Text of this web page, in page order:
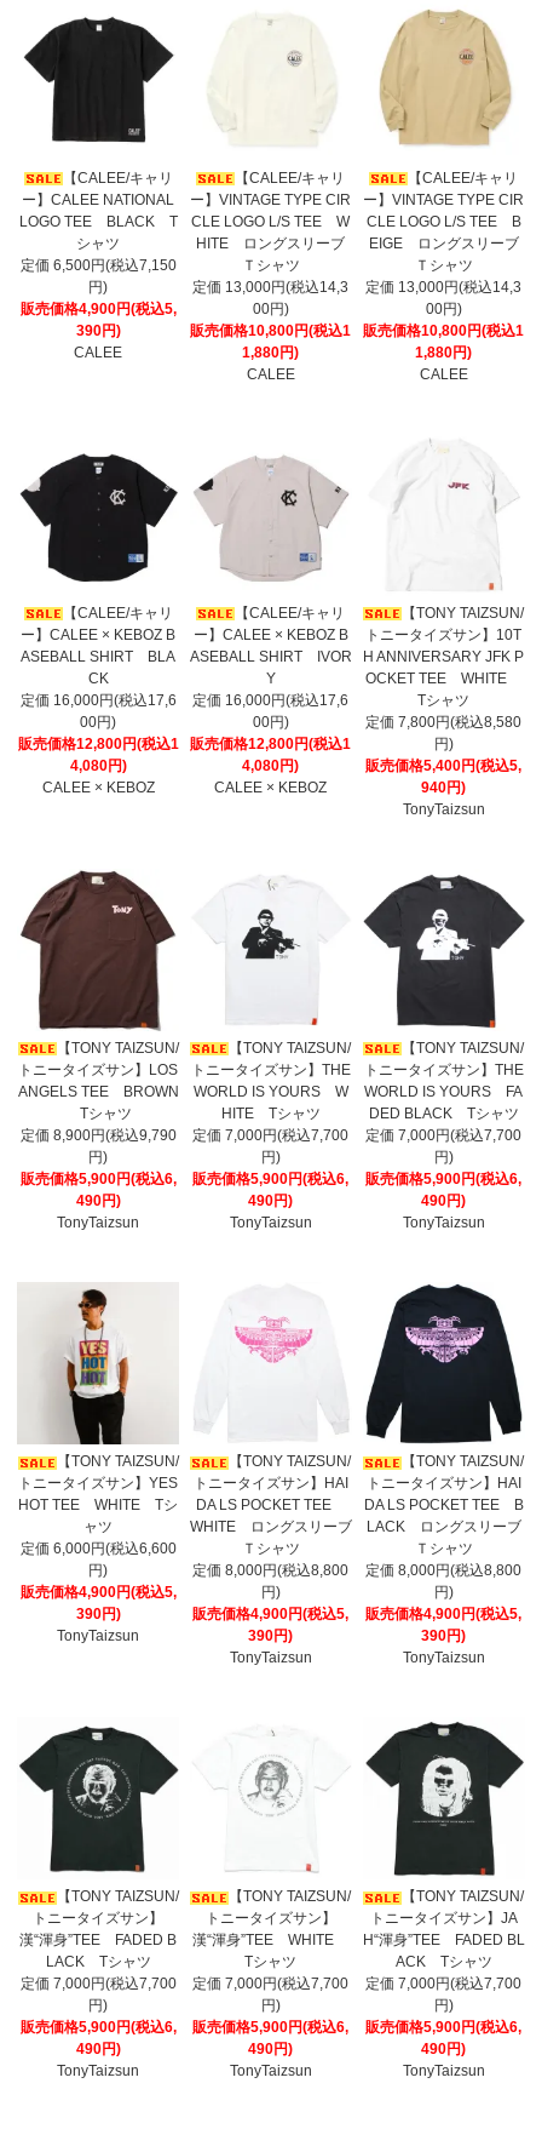
【CALEE/キャリ
ー】CALEE NATIONAL
LOGO TEE BLACK T
シャツ
定価 6,500円(税込7,150
円)
販売価格4,900円(税込5,
390円)
CALEE
【CALEE/キャリ
ー】VINTAGE TYPE CIR
CLE LOGO L/S TEE W
HITE ロングスリーブ
Ｔシャツ
定価 13,000円(税込14,3
00円)
販売価格10,800円(税込1
1,880円)
CALEE
【CALEE/キャリ
ー】VINTAGE TYPE CIR
CLE LOGO L/S TEE B
EIGE ロングスリーブ
Ｔシャツ
定価 13,000円(税込14,3
00円)
販売価格10,800円(税込1
1,880円)
CALEE
【CALEE/キャリ
ー】CALEE × KEBOZ B
ASEBALL SHIRT BLA
CK
定価 16,000円(税込17,6
00円)
販売価格12,800円(税込1
4,080円)
CALEE × KEBOZ
【CALEE/キャリ
ー】CALEE × KEBOZ B
ASEBALL SHIRT IVOR
Y
定価 16,000円(税込17,6
00円)
販売価格12,800円(税込1
4,080円)
CALEE × KEBOZ
【TONY TAIZSUN/
トニータイズサン】10T
H ANNIVERSARY JFK P
OCKET TEE WHITE
Tシャツ
定価 7,800円(税込8,580
円)
販売価格5,400円(税込5,
940円)
TonyTaizsun
【TONY TAIZSUN/
トニータイズサン】LOS
ANGELS TEE BROWN
Tシャツ
定価 8,900円(税込9,790
円)
販売価格5,900円(税込6,
490円)
TonyTaizsun
【TONY TAIZSUN/
トニータイズサン】THE
WORLD IS YOURS W
HITE Tシャツ
定価 7,000円(税込7,700
円)
販売価格5,900円(税込6,
490円)
TonyTaizsun
【TONY TAIZSUN/
トニータイズサン】THE
WORLD IS YOURS FA
DED BLACK Tシャツ
定価 7,000円(税込7,700
円)
販売価格5,900円(税込6,
490円)
TonyTaizsun
【TONY TAIZSUN/
トニータイズサン】YES
HOT TEE WHITE Tシ
ャツ
定価 6,000円(税込6,600
円)
販売価格4,900円(税込5,
390円)
TonyTaizsun
【TONY TAIZSUN/
トニータイズサン】HAI
DA LS POCKET TEE
WHITE ロングスリーブ
Ｔシャツ
定価 8,000円(税込8,800
円)
販売価格4,900円(税込5,
390円)
TonyTaizsun
【TONY TAIZSUN/
トニータイズサン】HAI
DA LS POCKET TEE B
LACK ロングスリーブ
Ｔシャツ
定価 8,000円(税込8,800
円)
販売価格4,900円(税込5,
390円)
TonyTaizsun
【TONY TAIZSUN/
トニータイズサン】
漢“渾身”TEE FADED B
LACK Tシャツ
定価 7,000円(税込7,700
円)
販売価格5,900円(税込6,
490円)
TonyTaizsun
【TONY TAIZSUN/
トニータイズサン】
漢“渾身”TEE WHITE
Tシャツ
定価 7,000円(税込7,700
円)
販売価格5,900円(税込6,
490円)
TonyTaizsun
【TONY TAIZSUN/
トニータイズサン】JA
H“渾身”TEE FADED BL
ACK Tシャツ
定価 7,000円(税込7,700
円)
販売価格5,900円(税込6,
490円)
TonyTaizsun